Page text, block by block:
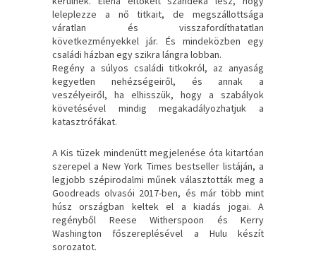
leleplezze a nő titkait, de megszállottsága
váratlan és visszafordíthatatlan
következményekkel jár. És mindeközben egy
családi házban egy szikra lángra lobban.
Regény a súlyos családi titkokról, az anyaság
kegyetlen nehézségeiről, és annak a
veszélyeiről, ha elhisszük, hogy a szabályok
követésével mindig megakadályozhatjuk a
katasztrófákat.
A Kis tüzek mindenütt megjelenése óta kitartóan
szerepel a New York Times bestseller listáján, a
legjobb szépirodalmi műnek választották meg a
Goodreads olvasói 2017-ben, és már több mint
húsz országban keltek el a kiadás jogai. A
regényből Reese Witherspoon és Kerry
Washington főszereplésével a Hulu készít
sorozatot.